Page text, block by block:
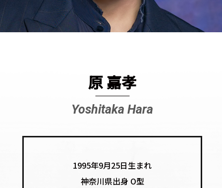
原 嘉孝
Yoshitaka Hara
1995年9月25日生まれ
神奈川県出身 O型